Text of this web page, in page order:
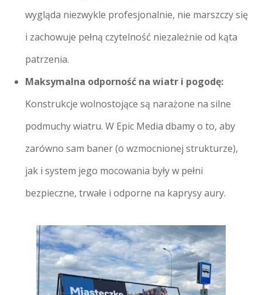
wygląda niezwykle profesjonalnie, nie marszczy się
i zachowuje pełną czytelność niezależnie od kąta
patrzenia.
Maksymalna odporność na wiatr i pogodę:
Konstrukcje wolnostojące są narażone na silne
podmuchy wiatru. W Epic Media dbamy o to, aby
zarówno sam baner (o wzmocnionej strukturze),
jak i system jego mocowania były w pełni
bezpieczne, trwałe i odporne na kaprysy aury.